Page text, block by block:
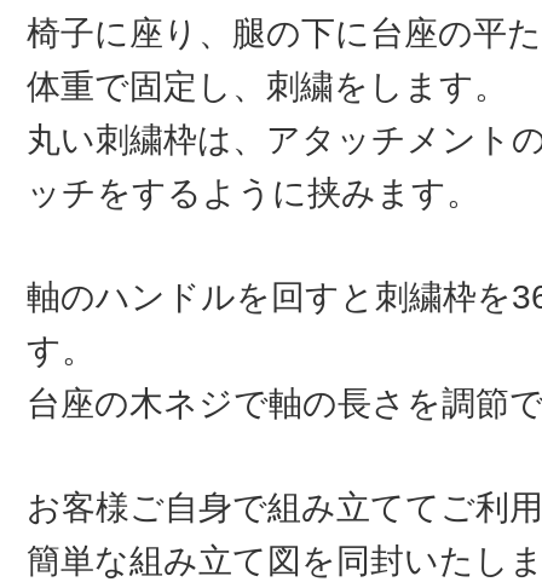
椅子に座り、腿の下に台座の平
体重で固定し、刺繍をします。
丸い刺繍枠は、アタッチメント
ッチをするように挟みます。
軸のハンドルを回すと刺繍枠を
す。
台座の木ネジで軸の長さを調節
お客様ご自身で組み立ててご利
簡単な組み立て図を同封いたし